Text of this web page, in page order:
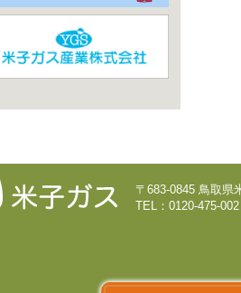
〒683-0845 鳥取県
TEL：0120-475-002